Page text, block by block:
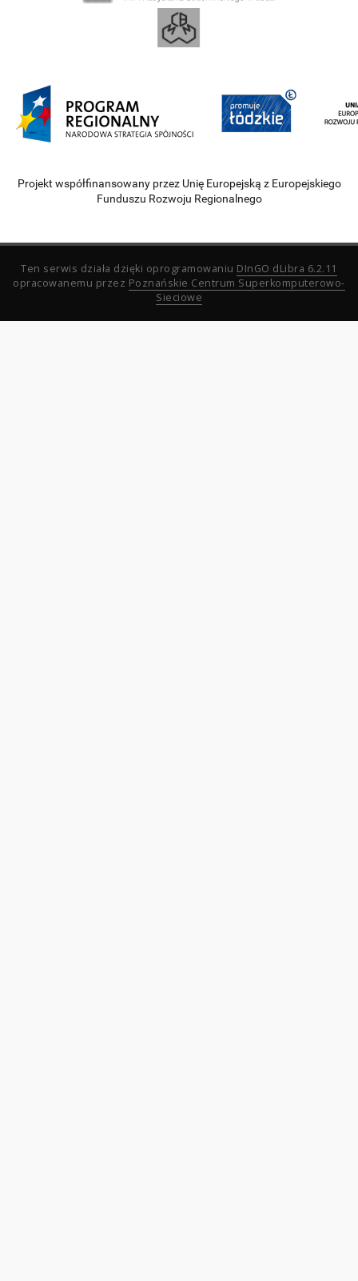
Projekt współfinansowany przez Unię Europejską z Europejskiego
Funduszu Rozwoju Regionalnego
Ten serwis działa dzięki oprogramowaniu DInGO dLibra 6.2.11
opracowanemu przez Poznańskie Centrum Superkomputerowo-
Sieciowe